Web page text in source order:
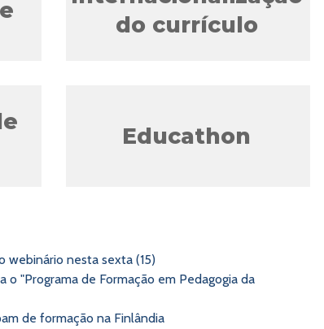
PDI
e Diversidade
do currículo
Educathon
webinário nesta sexta (15)
o "Programa de Formação em Pedagogia da
de formação na Finlândia